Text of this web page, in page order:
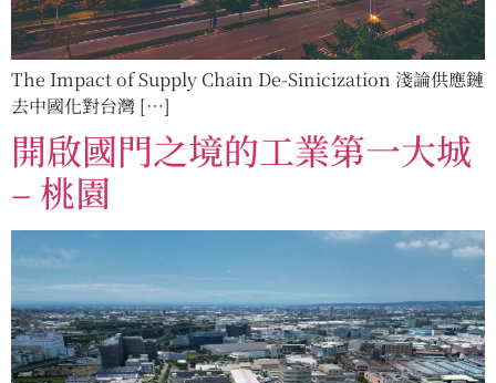
The Impact of Supply Chain De-Sinicization 淺論供應鏈
去中國化對台灣 […]
開啟國門之境的工業第一大城
– 桃園